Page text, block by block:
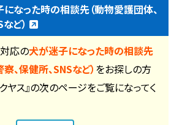
なった時の相談先（動物愛護団体、
など）
応の犬が迷子になった時の相談先
、保健所、SNSなど） をお探しの方
ヤス』の次のページをご覧になってく